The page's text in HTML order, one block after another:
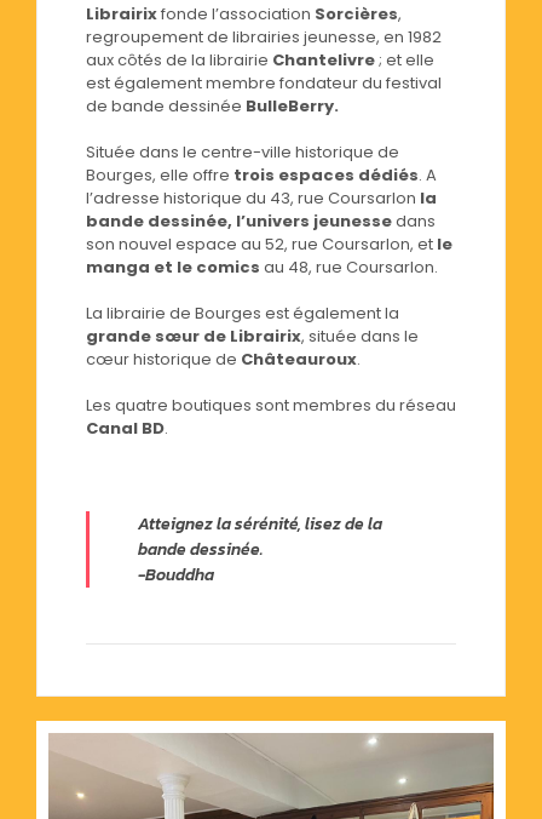
Librairixfonde l’association Sorcières,
regroupement de librairies jeunesse, en 1982
aux côtés de la librairie Chantelivre; et elle
est également membre fondateur du festival
de bande dessinée BulleBerry.
Située dans le centre-ville historique de
Bourges, elle offre trois espaces dédiés. A
l’adresse historique du 43, rue Coursarlon la
bande dessinée, l’univers jeunessedans
son nouvel espace au 52, rue Coursarlon, et le
manga et le comics au 48, rue Coursarlon.
La librairie de Bourges est également la
grande sœur de Librairix, située dans le
cœur historique de Châteauroux.
Les quatre boutiques sont membres du réseau
Canal BD.
l'association
développement de produits médicaux
abordables et de qualité à Paris et dans
toute la France. Nous nous efforçons de
originauxet sûrs, disponibles sous
muqueuse gastrique. De plus amples
informations sont disponibles sur le
Atteignez la sérénité, lisez de la
bande dessinée.
-Bouddha